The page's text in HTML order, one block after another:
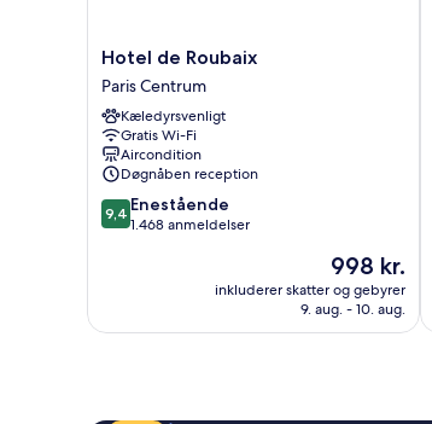
Hotel
de
Roubaix
Paris
Centrum
Hotel de Roubaix
Paris Centrum
Kæledyrsvenligt
Gratis Wi-Fi
Aircondition
Døgnåben reception
9.4
ud
anmeldelser
9,4 Enestående
1.468 anmeldelser
Prisen
er
998 kr.
998 kr.
inkluderer skatter og gebyrer
9. aug. - 10. aug.